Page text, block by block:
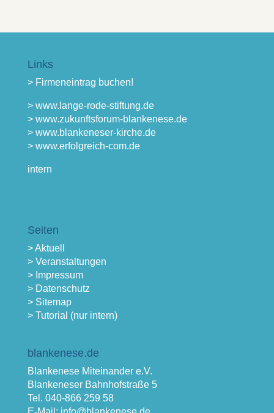
Links
> Firmeneintrag buchen!
> www.lange-rode-stiftung.de
> www.zukunftsforum-blankenese.de
> www.blankeneser-kirche.de
> www.erfolgreich-com.de
intern
Seiten
> Aktuell
> Veranstaltungen
> Impressum
> Datenschutz
> Sitemap
> Tutorial (nur intern)
blankenese.de
Blankenese Miteinander e.V.
Blankeneser Bahnhofstraße 5
Tel. 040-866 259 58